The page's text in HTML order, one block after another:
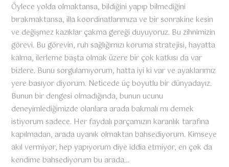
Öylece yolda olmaktansa, bildiğini yapıp bilmediğini
bırakmaktansa, illa koordinatlarımıza ve bir sonrakine kesin
ve değişmez kazıklar çakma gereği duyuyoruz. Bu zihnimizin
görevi. Bu görevin, ruh sağlığımızı koruma stratejisi, hayatta
kalma, ilerleme başta olmak üzere bir çok katkısı da var
bizlere. Bunu sorgulamıyorum, hatta iyi ki var ve ayaklarımız
yere basıyor diyorum. Neticede üç boyutlu bir dünyadayız.
Bunun bir dengesi olmadığında, bunun ucunu
deneyimlediğimizde olanlara arada bakmalı mı demek
istiyorum sadece. Her faydalı parçamızın karanlık tarafına
kapılmadan, arada uyanık olmaktan bahsediyorum. Kimseye
akıl vermiyor, hep yapıyorum diye iddia etmiyor, en çok da
kendime bahsediyorum bu arada…